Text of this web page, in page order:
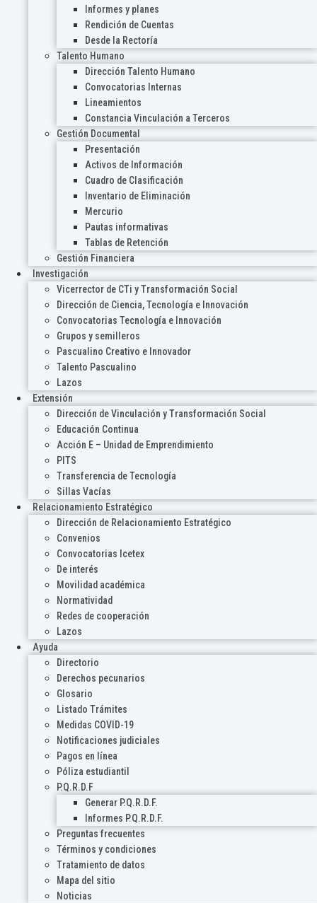
Informes y planes
Rendición de Cuentas
Desde la Rectoría
Talento Humano
Dirección Talento Humano
Convocatorias Internas
Lineamientos
Constancia Vinculación a Terceros
Gestión Documental
Presentación
Activos de Información
Cuadro de Clasificación
Inventario de Eliminación
Mercurio
Pautas informativas
Tablas de Retención
Gestión Financiera
Investigación
Vicerrector de CTi y Transformación Social
Dirección de Ciencia, Tecnología e Innovación
Convocatorias Tecnología e Innovación
Grupos y semilleros
Pascualino Creativo e Innovador
Talento Pascualino
Lazos
Extensión
Dirección de Vinculación y Transformación Social
Educación Continua
Acción E – Unidad de Emprendimiento
PITS
Transferencia de Tecnología
Sillas Vacías
Relacionamiento Estratégico
Dirección de Relacionamiento Estratégico
Convenios
Convocatorias Icetex
De interés
Movilidad académica
Normatividad
Redes de cooperación
Lazos
Ayuda
Directorio
Derechos pecunarios
Glosario
Listado Trámites
Medidas COVID-19
Notificaciones judiciales
Pagos en línea
Póliza estudiantil
P.Q.R.D.F
Generar P.Q.R.D.F.
Informes P.Q.R.D.F.
Preguntas frecuentes
Términos y condiciones
Tratamiento de datos
Mapa del sitio
Noticias